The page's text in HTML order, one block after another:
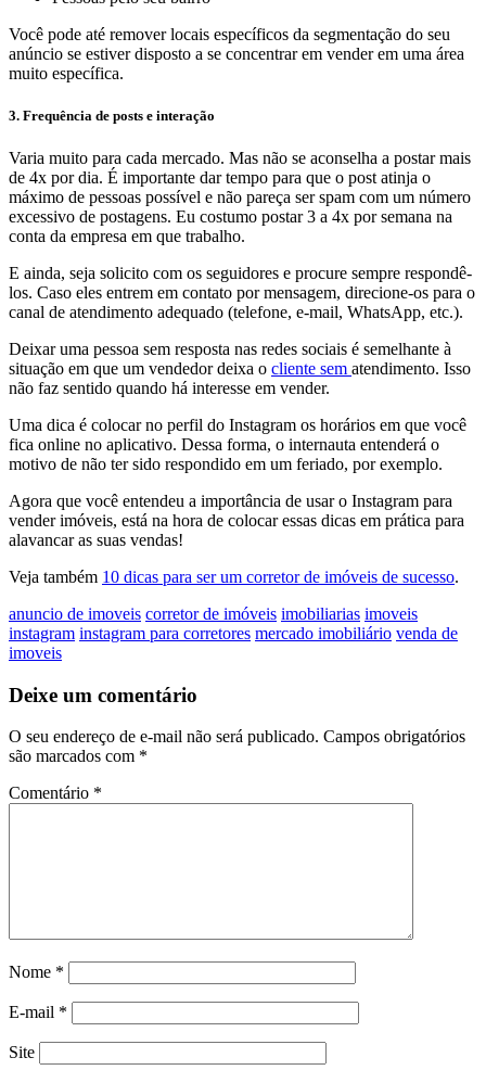
Você pode até remover locais específicos da segmentação do seu
anúncio se estiver disposto a se concentrar em vender em uma área
muito específica.
3. Frequência de posts e interação
Varia muito para cada mercado. Mas não se aconselha a postar mais
de 4x por dia. É importante dar tempo para que o post atinja o
máximo de pessoas possível e não pareça ser spam com um número
excessivo de postagens. Eu costumo postar 3 a 4x por semana na
conta da empresa em que trabalho.
E ainda, seja solicito com os seguidores e procure sempre respondê-
los. Caso eles entrem em contato por mensagem, direcione-os para o
canal de atendimento adequado (telefone, e-mail, WhatsApp, etc.).
Deixar uma pessoa sem resposta nas redes sociais é semelhante à
situação em que um vendedor deixa o cliente sem atendimento. Isso
não faz sentido quando há interesse em vender.
Uma dica é colocar no perfil do Instagram os horários em que você
fica online no aplicativo. Dessa forma, o internauta entenderá o
motivo de não ter sido respondido em um feriado, por exemplo.
Agora que você entendeu a importância de usar o Instagram para
vender imóveis, está na hora de colocar essas dicas em prática para
alavancar as suas vendas!
Veja também 10 dicas para ser um corretor de imóveis de sucesso.
anuncio de imoveis corretor de imóveis imobiliarias imoveis
instagram instagram para corretores mercado imobiliário venda de
imoveis
Deixe um comentário
O seu endereço de e-mail não será publicado. Campos obrigatórios
são marcados com *
Comentário *
Nome *
E-mail *
Site